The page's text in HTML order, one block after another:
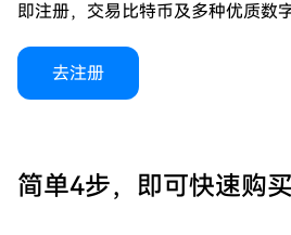
即注册，交易比特币及多种优质数
去注册
简单4步，即可快速购